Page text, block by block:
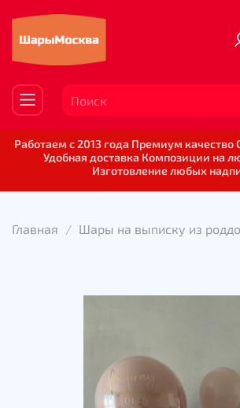
Работаем с 2013 года Премиум
Удобная доставка Композиции на
Изготовление любых
Главная Шары на выписку из